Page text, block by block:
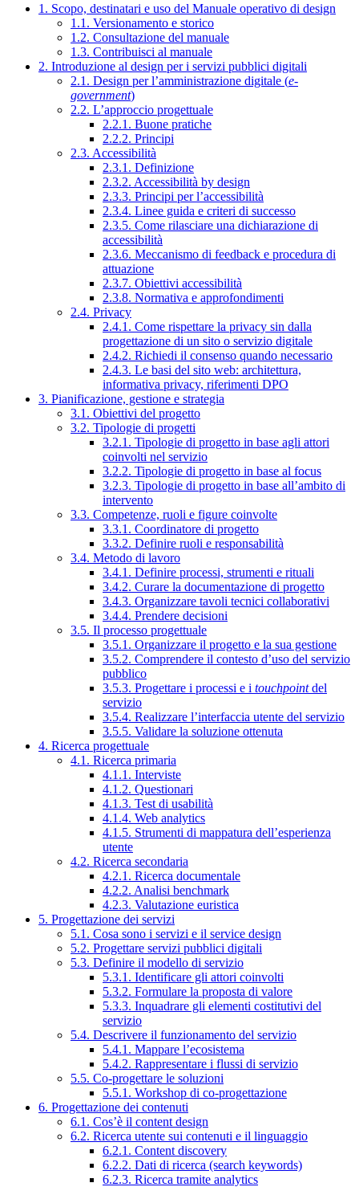
1. Scopo, destinatari e uso del Manuale operativo di design
1.1. Versionamento e storico
1.2. Consultazione del manuale
1.3. Contribuisci al manuale
2. Introduzione al design per i servizi pubblici digitali
2.1. Design per l’amministrazione digitale (e-
government)
2.2. L’approccio progettuale
2.2.1. Buone pratiche
2.2.2. Principi
2.3. Accessibilità
2.3.1. Definizione
2.3.2. Accessibilità by design
2.3.3. Principi per l’accessibilità
2.3.4. Linee guida e criteri di successo
2.3.5. Come rilasciare una dichiarazione di
accessibilità
2.3.6. Meccanismo di feedback e procedura di
attuazione
2.3.7. Obiettivi accessibilità
2.3.8. Normativa e approfondimenti
2.4. Privacy
2.4.1. Come rispettare la privacy sin dalla
progettazione di un sito o servizio digitale
2.4.2. Richiedi il consenso quando necessario
2.4.3. Le basi del sito web: architettura,
informativa privacy, riferimenti DPO
3. Pianificazione, gestione e strategia
3.1. Obiettivi del progetto
3.2. Tipologie di progetti
3.2.1. Tipologie di progetto in base agli attori
coinvolti nel servizio
3.2.2. Tipologie di progetto in base al focus
3.2.3. Tipologie di progetto in base all’ambito di
intervento
3.3. Competenze, ruoli e figure coinvolte
3.3.1. Coordinatore di progetto
3.3.2. Definire ruoli e responsabilità
3.4. Metodo di lavoro
3.4.1. Definire processi, strumenti e rituali
3.4.2. Curare la documentazione di progetto
3.4.3. Organizzare tavoli tecnici collaborativi
3.4.4. Prendere decisioni
3.5. Il processo progettuale
3.5.1. Organizzare il progetto e la sua gestione
3.5.2. Comprendere il contesto d’uso del servizio
pubblico
3.5.3. Progettare i processi e i touchpointdel
servizio
3.5.4. Realizzare l’interfaccia utente del servizio
3.5.5. Validare la soluzione ottenuta
4. Ricerca progettuale
4.1. Ricerca primaria
4.1.1. Interviste
4.1.2. Questionari
4.1.3. Test di usabilità
4.1.4. Web analytics
4.1.5. Strumenti di mappatura dell’esperienza
utente
4.2. Ricerca secondaria
4.2.1. Ricerca documentale
4.2.2. Analisi benchmark
4.2.3. Valutazione euristica
5. Progettazione dei servizi
5.1. Cosa sono i servizi e il service design
5.2. Progettare servizi pubblici digitali
5.3. Definire il modello di servizio
5.3.1. Identificare gli attori coinvolti
5.3.2. Formulare la proposta di valore
5.3.3. Inquadrare gli elementi costitutivi del
servizio
5.4. Descrivere il funzionamento del servizio
5.4.1. Mappare l’ecosistema
5.4.2. Rappresentare i flussi di servizio
5.5. Co-progettare le soluzioni
5.5.1. Workshop di co-progettazione
6. Progettazione dei contenuti
6.1. Cos’è il content design
6.2. Ricerca utente sui contenuti e il linguaggio
6.2.1. Content discovery
6.2.2. Dati di ricerca (search keywords)
6.2.3. Ricerca tramite analytics